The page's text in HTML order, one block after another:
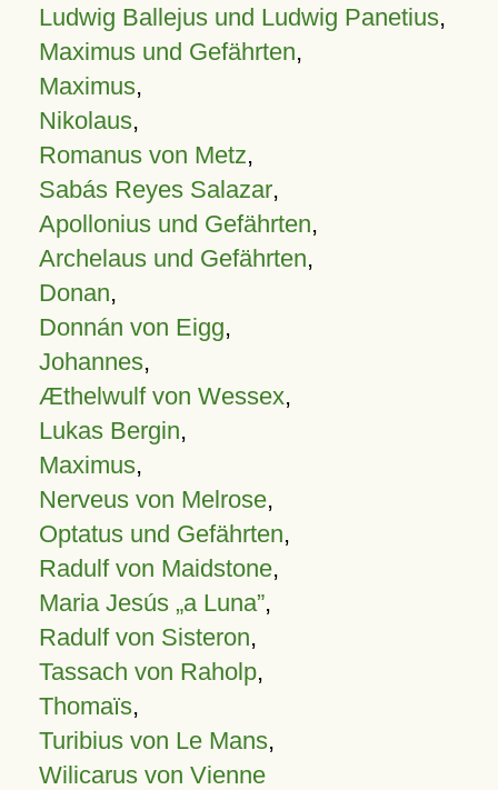
Ludwig Ballejus und Ludwig Panetius,
Maximus und Gefährten,
Maximus,
Nikolaus,
Romanus von Metz,
Sabás Reyes Salazar,
Apollonius und Gefährten,
Archelaus und Gefährten,
Donan,
Donnán von Eigg,
Johannes,
Æthelwulf von Wessex,
Lukas Bergin,
Maximus,
Nerveus von Melrose,
Optatus und Gefährten,
Radulf von Maidstone,
Maria Jesús „a Luna”,
Radulf von Sisteron,
Tassach von Raholp,
Thomaïs,
Turibius von Le Mans,
Wilicarus von Vienne